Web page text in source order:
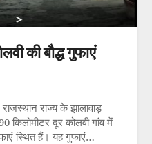
की बौद्ध गुफाएं
राज्य के झालावाड़
दूर कोलवी गांव में
स्थित हैं। यह गुफाएं…